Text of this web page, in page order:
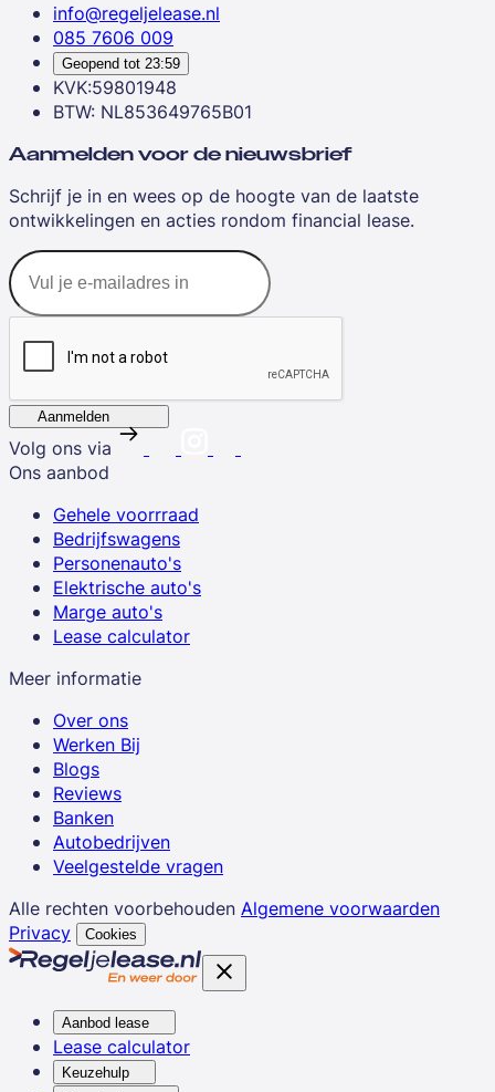
info@regeljelease.nl
085 7606 009
Geopend tot 23:59
KVK:59801948
BTW: NL853649765B01
Aanmelden voor de nieuwsbrief
Schrijf je in en wees op de hoogte van de laatste
ontwikkelingen en acties rondom financial lease.
Aanmelden
Volg ons via
Ons aanbod
Gehele voorrraad
Bedrijfswagens
Personenauto's
Elektrische auto's
Marge auto's
Lease calculator
Meer informatie
Over ons
Werken Bij
Blogs
Reviews
Banken
Autobedrijven
Veelgestelde vragen
Alle rechten voorbehouden Algemene voorwaarden
Privacy
Cookies
Aanbod lease
Lease calculator
Keuzehulp